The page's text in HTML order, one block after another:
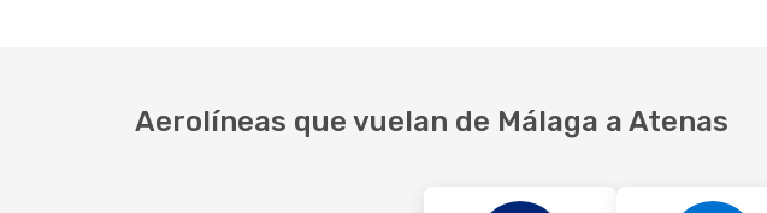
Aerolíneas que vuelan de Málaga a Atenas